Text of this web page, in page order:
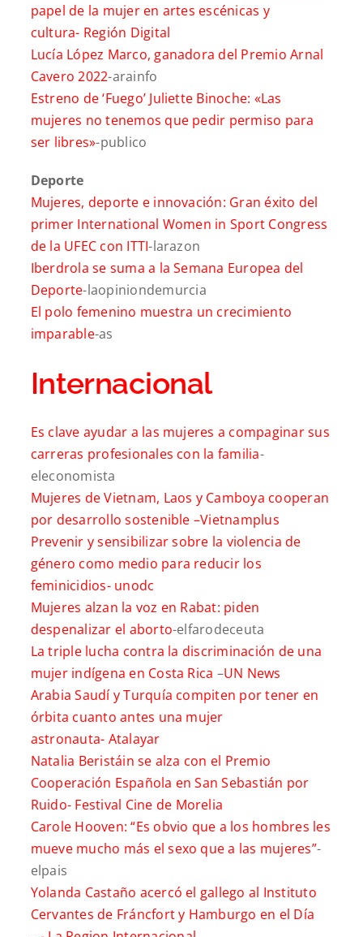
papel de la mujer en artes escénicas y
cultura- Región Digital
Lucía López Marco, ganadora del Premio Arnal
Cavero 2022-arainfo
Estreno de ‘Fuego’ Juliette Binoche: «Las
mujeres no tenemos que pedir permiso para
ser libres»-publico
Deporte
Mujeres, deporte e innovación: Gran éxito del
primer International Women in Sport Congress
de la UFEC con ITTI-larazon
Iberdrola se suma a la Semana Europea del
Deporte-laopiniondemurcia
El polo femenino muestra un crecimiento
imparable-as
Internacional
Es clave ayudar a las mujeres a compaginar sus
carreras profesionales con la familia-
eleconomista
Mujeres de Vietnam, Laos y Camboya cooperan
por desarrollo sostenible –Vietnamplus
Prevenir y sensibilizar sobre la violencia de
género como medio para reducir los
feminicidios- unodc
Mujeres alzan la voz en Rabat: piden
despenalizar el aborto-elfarodeceuta
La triple lucha contra la discriminación de una
mujer indígena en Costa Rica –UN News
Arabia Saudí y Turquía compiten por tener en
órbita cuanto antes una mujer
astronauta- Atalayar
Natalia Beristáin se alza con el Premio
Cooperación Española en San Sebastián por
Ruido- Festival Cine de Morelia
Carole Hooven: “Es obvio que a los hombres les
mueve mucho más el sexo que a las mujeres”-
elpais
Yolanda Castaño acercó el gallego al Instituto
Cervantes de Fráncfort y Hamburgo en el Día